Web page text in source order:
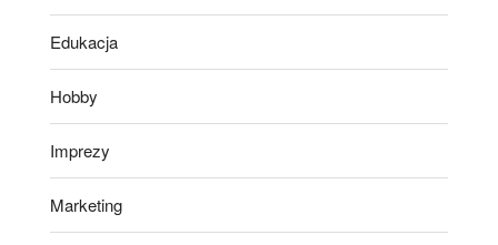
Edukacja
Hobby
Imprezy
Marketing